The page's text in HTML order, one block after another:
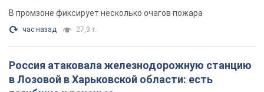
В промзоне фиксирует несколько очагов пожара
час назад 27,3 т.
Россия атаковала железнодорожную станцию
в Лозовой в Харьковской области: есть